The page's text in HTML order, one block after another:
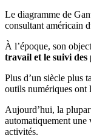
Le diagramme de
consultant américain
À l’époque, son
travail et le suivi
Plus d’un siècle plus
outils numériques ont
Aujourd’hui, la
automatiquement
activités.